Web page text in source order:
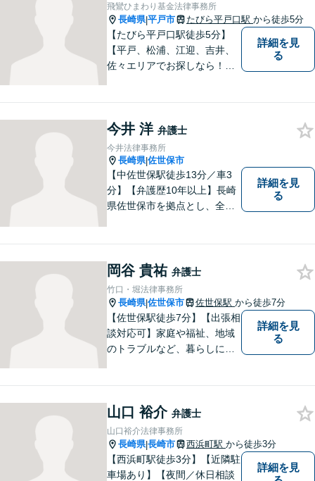
飛鸞ひまわり基金法律事務所
長崎県|平戸市 たびら平戸口駅 から徒歩5分
【たびら平戸口駅徒歩5分】
【平戸、松浦、江迎、吉井、
佐々エリアでお探しなら！】
ど、相談しやすい環境完備◎
地域の皆様のために活動する
弁護士。【駐車場あり】
詳細を見
る
今井 洋 弁護士
今井法律事務所
長崎県|佐世保市
【中佐世保駅徒歩13分／車3
分】【弁護歴10年以上】長崎
県佐世保市を拠点とし、全国
の解決へと導きます。時間外
のご相談にも対応可能ですの
で、お気軽にご連絡くださ
い。
詳細を見
る
岡谷 貴祐 弁護士
竹口・堀法律事務所
長崎県|佐世保市 佐世保駅 から徒歩7分
【佐世保駅徒歩7分】【出張相
談対応可】家庭や福祉、地域
のトラブルなど、暮らしに根
寧にお話を伺うことを大切に
しています。
詳細を見
る
山口 裕介 弁護士
山口裕介法律事務所
長崎県|長崎市 西浜町駅 から徒歩3分
【西浜町駅徒歩3分】【近隣駐
車場あり】【夜間／休日相談
詳細を見